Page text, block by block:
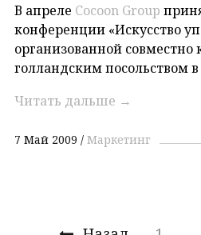
В апреле Cocoon Group
конференции «Искусство
организованной
голландским посольством в
Читать дальше →
7 Май 2009 Маркетинг